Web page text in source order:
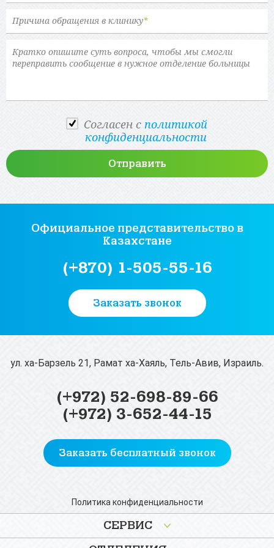
Причина обращения в клинику*
Cогласен с политикой
конфиденциальности
Официальное представительство в
Казахстане
(+870) 1-505-55-16
Заказать звонок
(+972) 52-698-89-66
(+972) 3-652-44-15
Заказать бесплатный звонок
ул. ха-Барзель 21, Рамат ха-Хаяль, Тель-Авив, Израиль.
Политика конфиденциальности
СЕРВИС